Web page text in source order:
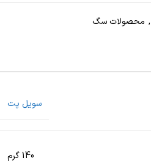
, محصولات سگ
سویل پت
140 گرم